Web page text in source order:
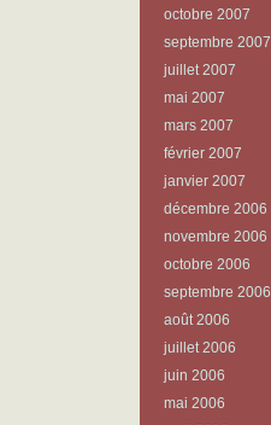
octobre 2007
septembre 2007
juillet 2007
mai 2007
mars 2007
février 2007
janvier 2007
décembre 2006
novembre 2006
octobre 2006
septembre 2006
août 2006
juillet 2006
juin 2006
mai 2006